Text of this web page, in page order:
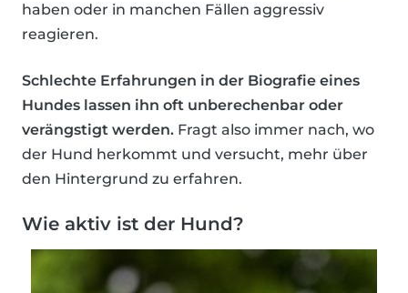
haben oder in manchen Fällen aggressiv
reagieren.
Schlechte Erfahrungen in der Biografie eines
Hundes lassen ihn oft unberechenbar oder
verängstigt werden. Fragt also immer nach, wo
der Hund herkommt und versucht, mehr über
den Hintergrund zu erfahren.
Wie aktiv ist der Hund?